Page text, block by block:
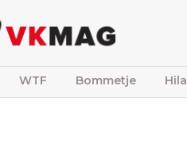
WTF Bommetje